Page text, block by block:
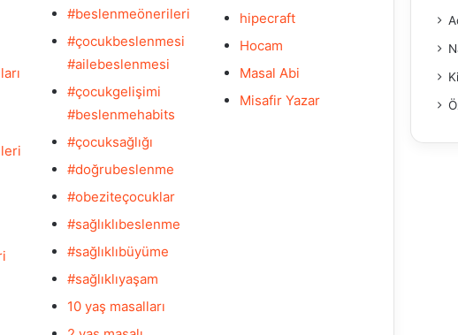
#beslenmeönerileri
#çocukbeslenmesi
#ailebeslenmesi
#çocukgelişimi
#beslenmehabits
#çocuksağlığı
#doğrubeslenme
#obeziteçocuklar
#sağlıklıbeslenme
#sağlıklıbüyüme
#sağlıklıyaşam
10 yaş masalları
hipecraft
Hocam
Masal Abi
Misafir Yazar